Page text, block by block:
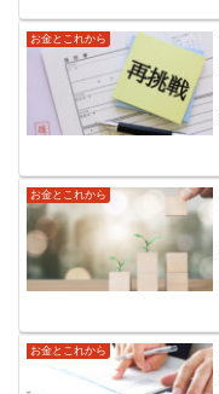
お金とこれから
お金とこれから
お金とこれから